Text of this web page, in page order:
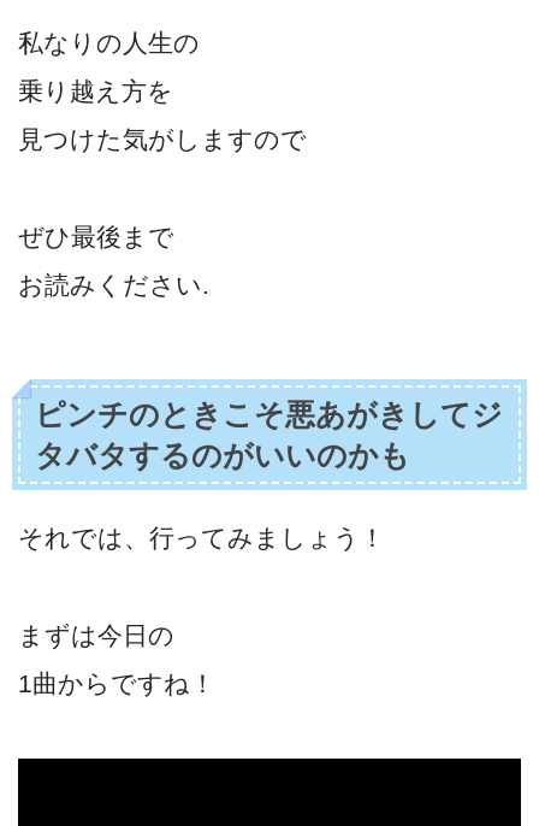
私なりの人生の
乗り越え方を
見つけた気がしますので
ぜひ最後まで
お読みください.
ピンチのときこそ悪あがきしてジ
タバタするのがいいのかも
それでは、行ってみましょう！
まずは今日の
1曲からですね！